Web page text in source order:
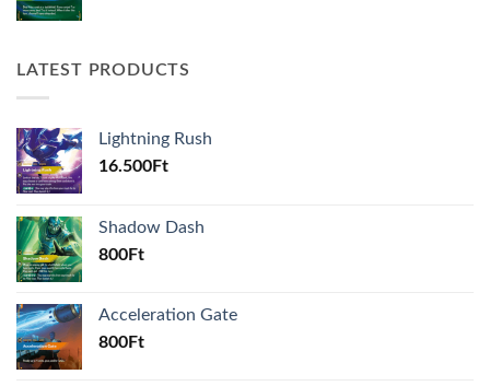
LATEST PRODUCTS
Lightning Rush
16.500Ft
Shadow Dash
800Ft
Acceleration Gate
800Ft